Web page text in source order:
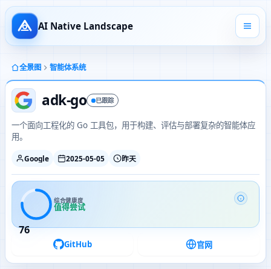
AI Native Landscape
全景图 智能体系统
adk-go 已跟踪
一个面向工程化的 Go 工具包，用于构建、评估与部署复杂的智能体应
用。
Google 2025-05-05 昨天
76
综合健康度
值得尝试
GitHub 官网